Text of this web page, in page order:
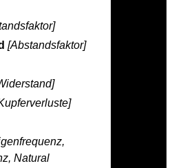
[Abstandsfaktor]
Natural